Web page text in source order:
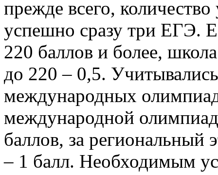
прежде всего,
успешно сразу три ЕГЭ.
220 баллов и более,
до 220 – 0,5.
международных
международной
баллов, за региональный
– 1 балл. Необходимым